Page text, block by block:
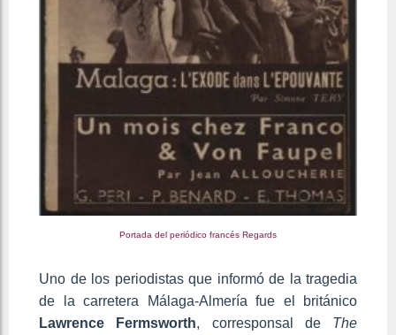
Portada del periódico francés Regards
Uno de los periodistas que informó de la tragedia
de la carretera Málaga-Almería fue el británico
Lawrence Fermsworth, corresponsal de The